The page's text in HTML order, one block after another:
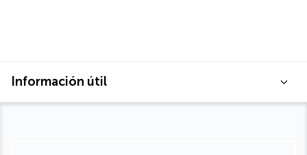
Información útil